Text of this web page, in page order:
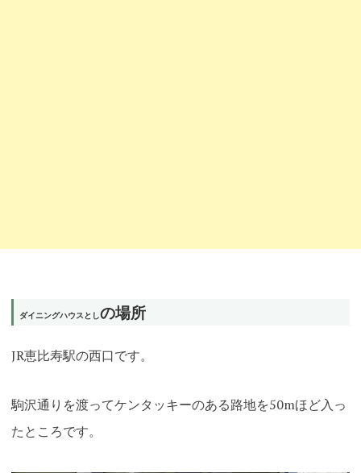
ダイニングハウスとしの場所
JR恵比寿駅の西口です。
駒沢通りを渡ってケンタッキーのある路地を50mほど入っ
たところです。